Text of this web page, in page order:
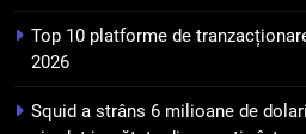
7
WhiteBIT
pentru a
STIRI
Top 10 platforme de
2026
Squid a strâns 6 milioane de